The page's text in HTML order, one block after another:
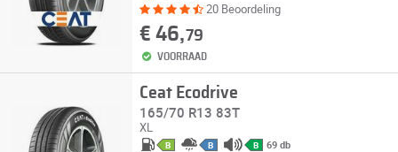
20 Beoordeling
€ 46,79
VOORRAAD
Ceat Ecodrive
165/70 R13 83T
XL
B B B 69 db